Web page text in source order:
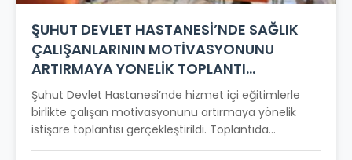
ŞUHUT DEVLET HASTANESİ’NDE SAĞLIK
ÇALIŞANLARININ MOTİVASYONUNU
ARTIRMAYA YONELİK TOPLANTI
GERÇEKLEŞTİRİLDİ
Şuhut Devlet Hastanesi’nde hizmet içi eğitimlerle
birlikte çalışan motivasyonunu artırmaya yönelik
istişare toplantısı gerçekleştirildi. Toplantıda...